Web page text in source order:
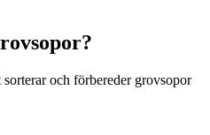
?
och förbereder grovsopor